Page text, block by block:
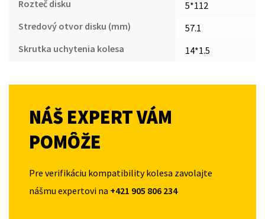
Rozteč disku
5*112
Stredový otvor disku (mm)
57.1
Skrutka uchytenia kolesa
14*1.5
NÁŠ EXPERT VÁM
POMÔŽE
Pre verifikáciu kompatibility kolesa zavolajte
nášmu expertovi na +421 905 806 234